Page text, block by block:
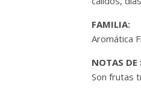
FAMILIA:
Aromática
NOTAS DE
Son frutas